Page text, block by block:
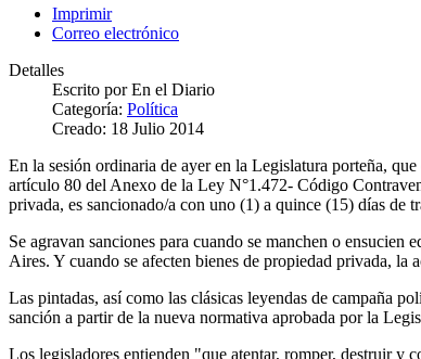
Imprimir
Correo electrónico
Detalles
Escrito porEn el Diario
Categoría: Política
Creado: 18 Julio 2014
En la sesión ordinaria de ayer en la Legislatura porteña,
artículo 80 del Anexo de la Ley N°1.472- Código
privada, es sancionado/a con uno (1) a quince (15) días de
Se agravan sanciones para cuando se manchen o
Aires. Y cuando se afecten bienes de propiedad privada, la
Las pintadas, así como las clásicas leyendas de campaña
sanción a partir de la nueva normativa aprobada por la
Los legisladores entienden "que atentar, romper, destruir y